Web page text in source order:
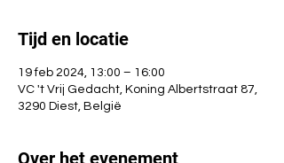
Tijd en locatie
19 feb 2024, 13:00 – 16:00
VC 't Vrij Gedacht, Koning Albertstraat 87,
3290 Diest, België
Over het evenement